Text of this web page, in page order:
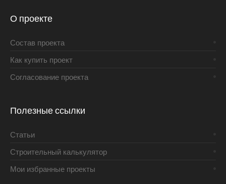
О проекте
Состав проекта
Как купить проект
Согласование проекта
Полезные ссылки
Статьи
Строительный калькулятор
Мои избранные проекты